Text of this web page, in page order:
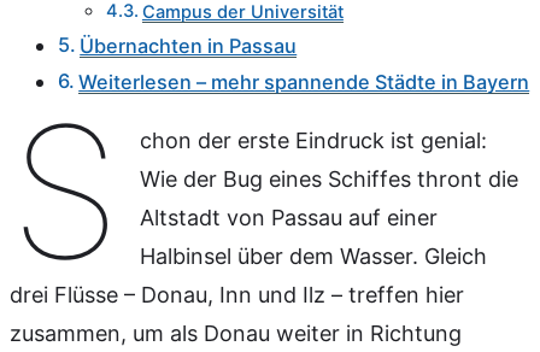
Campus der Universität
Übernachten in Passau
Weiterlesen – mehr spannende Städte in Bayern
S
chon der erste Eindruck ist genial:
Wie der Bug eines Schiffes thront die
Altstadt von Passau auf einer
Halbinsel über dem Wasser. Gleich
drei Flüsse – Donau, Inn und Ilz – treffen hier
zusammen, um als Donau weiter in Richtung